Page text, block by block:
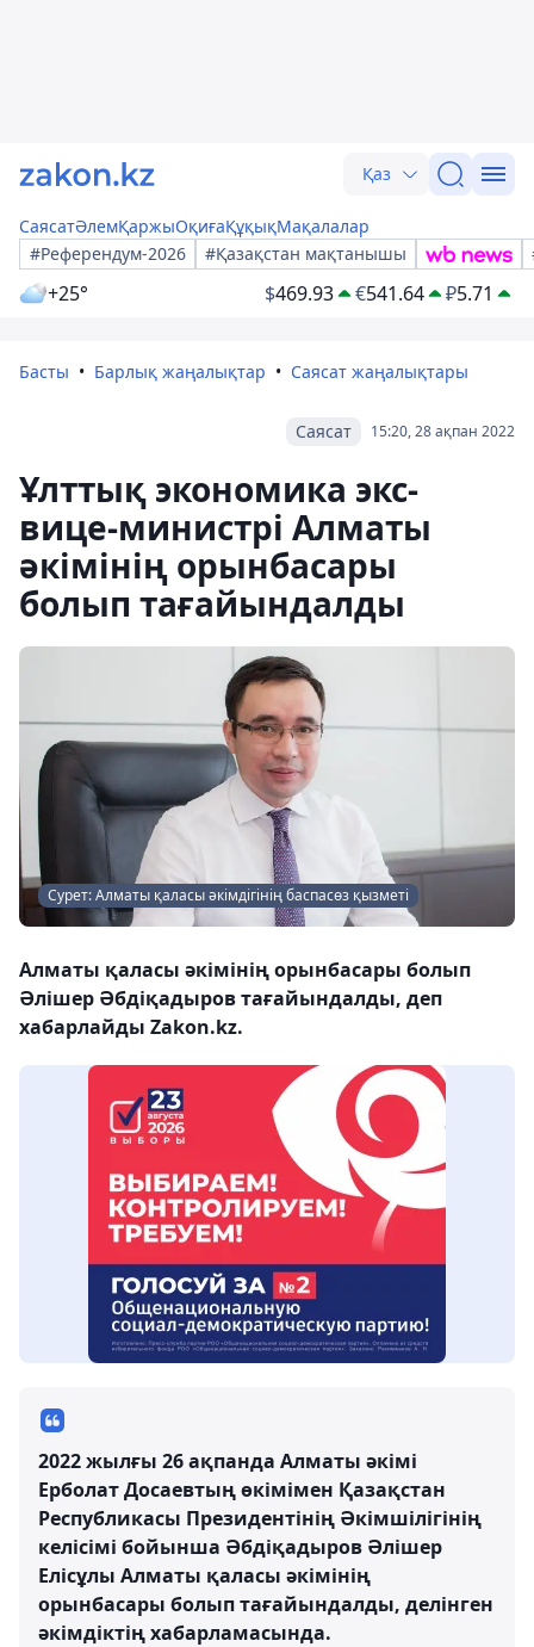
Қаз
СаясатӘлемҚаржыОқиғаҚұқықМақалалар
#Референдум-2026
#Қазақстан мақтанышы
+25° $469.93 €541.64 ₽5.71
Басты Барлық жаңалықтар Саясат жаңалықтары
15:20, 28 ақпан 2022
Саясат
Ұлттық экономика экс-
вице-министрі Алматы
әкімінің орынбасары
болып тағайындалды
Сурет: Алматы қаласы әкімдігінің баспасөз қызметі
Алматы қаласы әкімінің орынбасары болып
Әлішер Әбдіқадыров тағайындалды, деп
хабарлайды Zakon.kz.
2022 жылғы 26 ақпанда Алматы әкімі
Ерболат Досаевтың өкімімен Қазақстан
Республикасы Президентінің Әкімшілігінің
келісімі бойынша Әбдіқадыров Әлішер
Елісұлы Алматы қаласы әкімінің
орынбасары болып тағайындалды, делінген
әкімдіктің хабарламасында.